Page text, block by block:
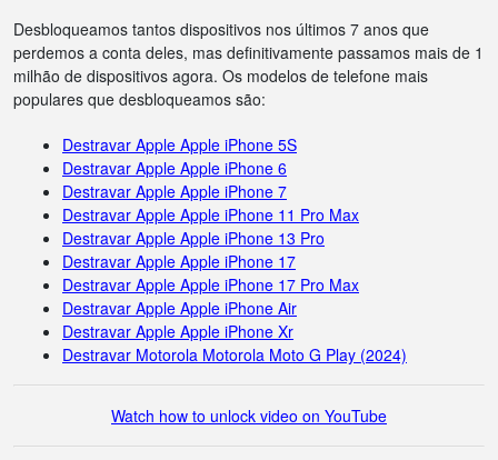
Desbloqueamos tantos dispositivos nos últimos 7 anos que
perdemos a conta deles, mas definitivamente passamos mais de 1
milhão de dispositivos agora. Os modelos de telefone mais
populares que desbloqueamos são:
Destravar Apple Apple iPhone 5S
Destravar Apple Apple iPhone 6
Destravar Apple Apple iPhone 7
Destravar Apple Apple iPhone 11 Pro Max
Destravar Apple Apple iPhone 13 Pro
Destravar Apple Apple iPhone 17
Destravar Apple Apple iPhone 17 Pro Max
Destravar Apple Apple iPhone Air
Destravar Apple Apple iPhone Xr
Destravar Motorola Motorola Moto G Play (2024)
Watch how to unlock video on YouTube